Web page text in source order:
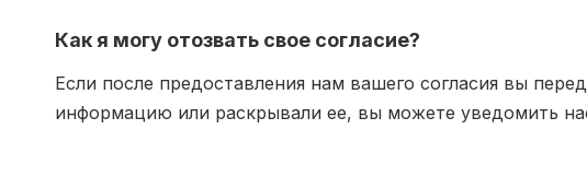
Как я могу отозвать свое согласие?
Если после предоставления нам вашего согласия вы
информацию или раскрывали ее, вы можете уведомить